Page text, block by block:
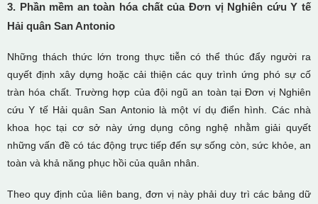
3. Phần mềm an toàn hóa chất của Đơn vị Nghiên cứu Y tế
Hải quân San Antonio
Những thách thức lớn trong thực tiễn có thể thúc đẩy người ra
quyết định xây dựng hoặc cải thiện các quy trình ứng phó sự cố
tràn hóa chất. Trường hợp của đội ngũ an toàn tại Đơn vị Nghiên
cứu Y tế Hải quân San Antonio là một ví dụ điển hình. Các nhà
khoa học tại cơ sở này ứng dụng công nghệ nhằm giải quyết
những vấn đề có tác động trực tiếp đến sự sống còn, sức khỏe, an
toàn và khả năng phục hồi của quân nhân.
Theo quy định của liên bang, đơn vị này phải duy trì các bảng dữ